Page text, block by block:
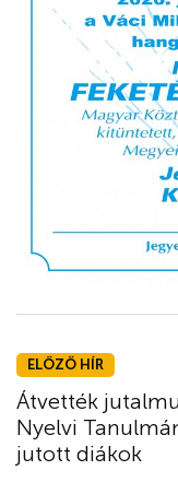
ELŐZŐ HÍR
Átvették
Nyelvi
jutott diákok